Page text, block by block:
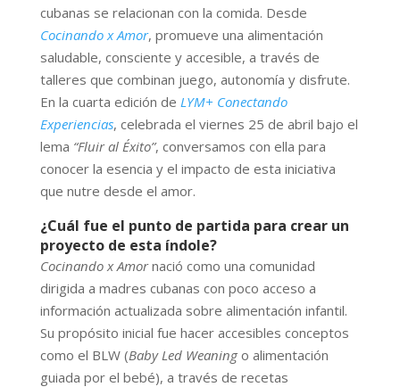
cubanas se relacionan con la comida. Desde
Cocinando x Amor, promueve una alimentación
saludable, consciente y accesible, a través de
talleres que combinan juego, autonomía y disfrute.
En la cuarta edición de LYM+ Conectando
Experiencias, celebrada el viernes 25 de abril bajo el
lema “Fluir al Éxito”, conversamos con ella para
conocer la esencia y el impacto de esta iniciativa
que nutre desde el amor.
¿Cuál fue el punto de partida para crear un
proyecto de esta índole?
Cocinando x Amornació como una comunidad
dirigida a madres cubanas con poco acceso a
información actualizada sobre alimentación infantil.
Su propósito inicial fue hacer accesibles conceptos
como el BLW (Baby Led Weaningo alimentación
guiada por el bebé), a través de recetas